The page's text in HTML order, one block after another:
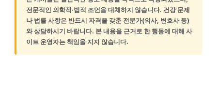
전문적인 의학적·법적 조언을 대체하지 않습니다. 건강 문제
나 법률 사항은 반드시 자격을 갖춘 전문가(의사, 변호사 등)
와 상담하시기 바랍니다. 본 내용을 근거로 한 행동에 대해 사
이트 운영자는 책임을 지지 않습니다.